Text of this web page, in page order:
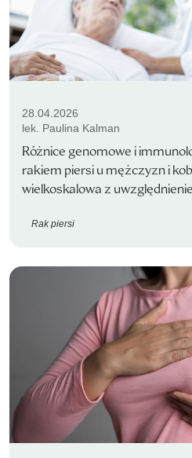
28.04.2026
lek. Paulina Kalman
Różnice genomowe i
rakiem piersi u mężczyzn i
wielkoskalowa z
Rak piersi